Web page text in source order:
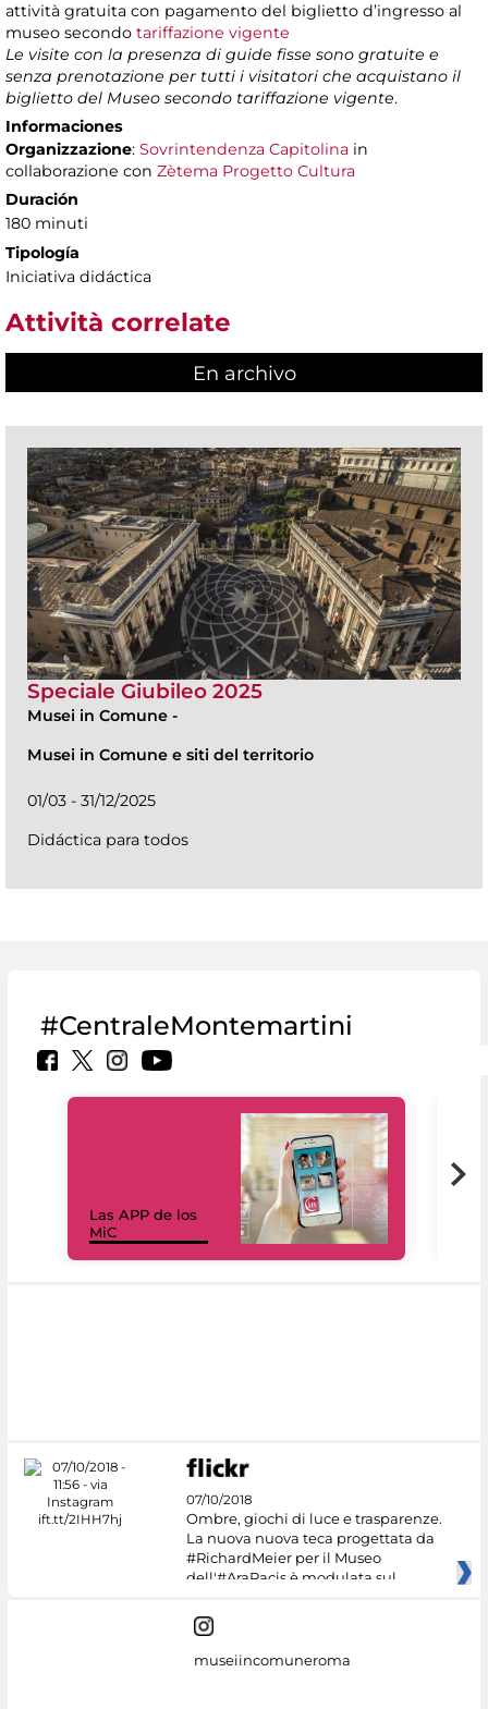
attività gratuita con pagamento del biglietto d’ingresso al
museo secondo tariffazione vigente
Le visite con la presenza di guide fisse sono gratuite e
senza prenotazione per tutti i visitatori che acquistano il
biglietto del Museo secondo tariffazione vigente.
Informaciones
Organizzazione: Sovrintendenza Capitolina in
collaborazione con Zètema Progetto Cultura
Duración
180 minuti
Tipología
Iniciativa didáctica
Attività correlate
En archivo
Speciale Giubileo 2025
Musei in Comune -
Musei in Comune e siti del territorio
01/03 - 31/12/2025
Didáctica para todos
#CentraleMontemartini
Las APP de los
MiC
07/10/2018
Ombre, giochi di luce e trasparenze.
La nuova nuova teca progettata da
#RichardMeier per il Museo
dell'#AraPacis è modulata sul
museiincomuneroma